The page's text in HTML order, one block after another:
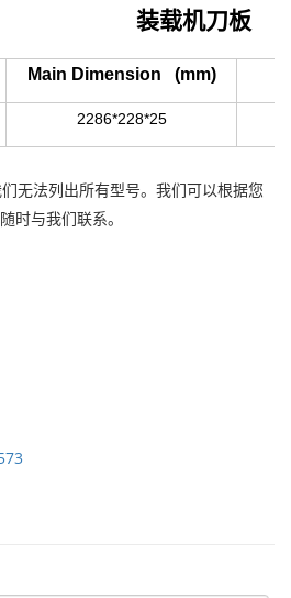
装载机刀板
Main Dimension (mm)
2286*228*25
无法列出所有型号。我们可以根据您
时与我们联系。